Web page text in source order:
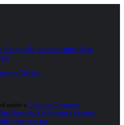
fotografia internet apps blog
en Trivias.
under a Creative Commons
3.0 Unported License